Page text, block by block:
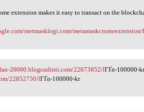
extension makes it easy to transact on the
metmasklogi.com/metamaskcromeextension/
lan-20000
20000.blogcudinti.com/22673852/lГҐn-100000-
22852750/lГҐn-100000-kr